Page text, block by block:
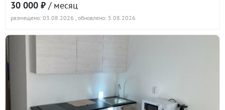
30 000 ₽ / месяц
размещено: 03.08.2026 , обновлено: 5.08.2026